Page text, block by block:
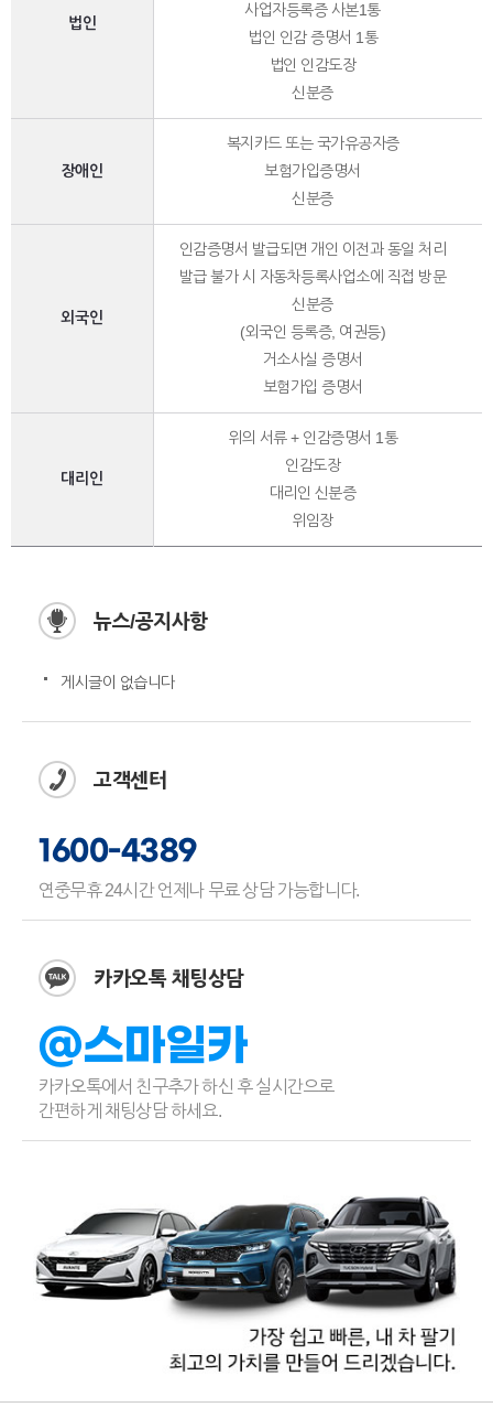
법인
사업자등록증 사본1통
법인 인감 증명서 1통
법인 인감도장
신분증
장애인
복지카드 또는 국가유공자증
보험가입증명서
신분증
외국인
인감증명서 발급되면 개인 이전과 동일 처리
발급 불가 시 자동차등록사업소에 직접 방문
신분증
(외국인 등록증, 여권등)
거소사실 증명서
보험가입 증명서
대리인
위의 서류 + 인감증명서 1통
인감도장
대리인 신분증
위임장
뉴스/공지사항
게시글이 없습니다
고객센터
1600-4389
연중무휴 24시간 언제나 무료 상담 가능합니다.
카카오톡 채팅상담
@스마일카
카카오톡에서 친구추가 하신 후 실시간으로
간편하게 채팅상담 하세요.